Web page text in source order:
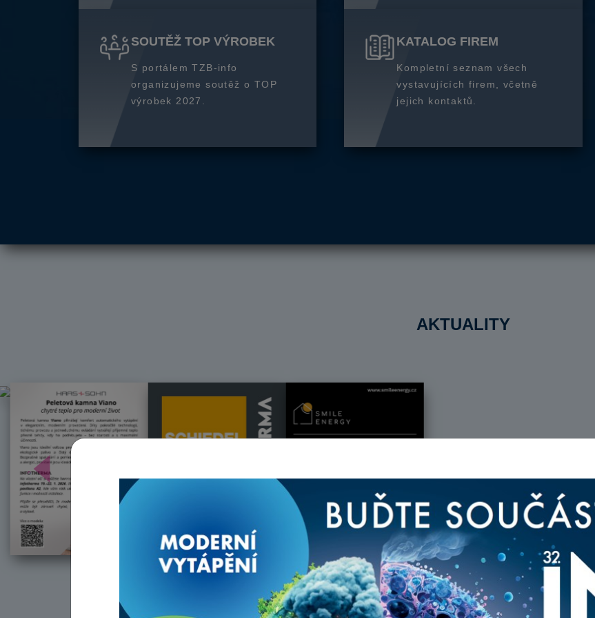
SOUTĚŽ TOP VÝROBEK
S portálem TZB-info
organizujeme soutěž o TOP
výrobek 2027.
KATALOG FIREM
Kompletní seznam všech
vystavujících firem, včetně
jejich kontaktů.
AKTUALITY
Předchozí